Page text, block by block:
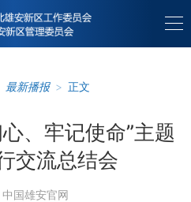
最新播报 > 正文
、牢记使命”主题
交流总结会
中国雄安官网